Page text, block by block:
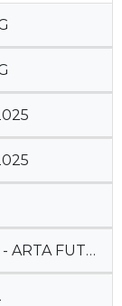
6° TAPPA 2022